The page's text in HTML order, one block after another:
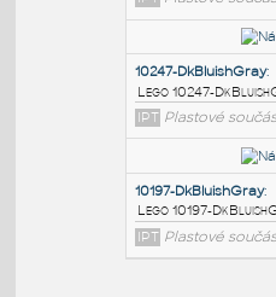
11212-
Lego 11212-
IPT Plastové
11090-
Lego 11090-
IPT Plastové